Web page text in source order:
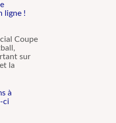
ligne !
Coupe
sur
la
à
ci